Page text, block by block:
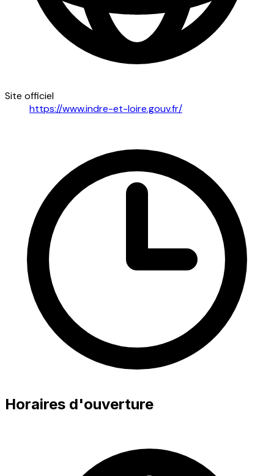
Site officiel
https://www.indre-et-loire.gouv.fr/
Horaires d'ouverture